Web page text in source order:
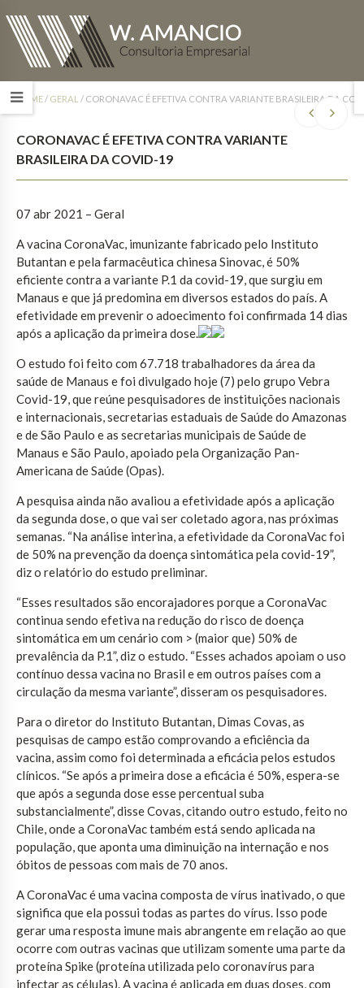
HOME/ GERAL / CORONAVAC É EFETIVA CONTRA VARIANTE BRASILEIRA DA
CORONAVAC É EFETIVA CONTRA VARIANTE
BRASILEIRA DA COVID-19
07 abr 2021 – Geral
A vacina CoronaVac, imunizante fabricado pelo Instituto
Butantan e pela farmacêutica chinesa Sinovac, é 50%
eficiente contra a variante P.1 da covid-19, que surgiu em
Manaus e que já predomina em diversos estados do país. A
efetividade em prevenir o adoecimento foi confirmada 14 dias
após a aplicação da primeira dose.
O estudo foi feito com 67.718 trabalhadores da área da
saúde de Manaus e foi divulgado hoje (7) pelo grupo Vebra
Covid-19, que reúne pesquisadores de instituições nacionais
e internacionais, secretarias estaduais de Saúde do Amazonas
e de São Paulo e as secretarias municipais de Saúde de
Manaus e São Paulo, apoiado pela Organização Pan-
Americana de Saúde (Opas).
A pesquisa ainda não avaliou a efetividade após a aplicação
da segunda dose, o que vai ser coletado agora, nas próximas
semanas. “Na análise interina, a efetividade da CoronaVac foi
de 50% na prevenção da doença sintomática pela covid-19”,
diz o relatório do estudo preliminar.
“Esses resultados são encorajadores porque a CoronaVac
continua sendo efetiva na redução do risco de doença
sintomática em um cenário com > (maior que) 50% de
prevalência da P.1”, diz o estudo. “Esses achados apoiam o uso
contínuo dessa vacina no Brasil e em outros países com a
circulação da mesma variante”, disseram os pesquisadores.
Para o diretor do Instituto Butantan, Dimas Covas, as
pesquisas de campo estão comprovando a eficiência da
vacina, assim como foi determinada a eficácia pelos estudos
clínicos. “Se após a primeira dose a eficácia é 50%, espera-se
que após a segunda dose esse percentual suba
substancialmente”, disse Covas, citando outro estudo, feito no
Chile, onde a CoronaVac também está sendo aplicada na
população, que aponta uma diminuição na internação e nos
óbitos de pessoas com mais de 70 anos.
A CoronaVac é uma vacina composta de vírus inativado, o que
significa que ela possui todas as partes do vírus. Isso pode
gerar uma resposta imune mais abrangente em relação ao que
ocorre com outras vacinas que utilizam somente uma parte da
proteína Spike (proteína utilizada pelo coronavírus para
infectar as células). A vacina é aplicada em duas doses, com